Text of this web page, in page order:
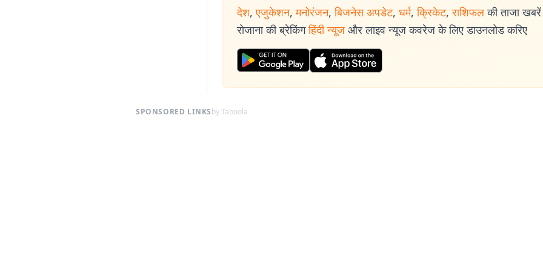
देश, एजुकेशन, मनोरंजन, बिजनेस अपडेट, धर्म, क्रिकेट, राशिफल की ताजा
रोजाना की ब्रेकिंग हिंदी न्यूज और लाइव न्यूज कवरेज के लिए डाउनलोड करिए
SPONSORED LINKSby Taboola